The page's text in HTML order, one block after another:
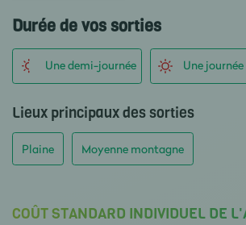
Durée de vos sorties
Une demi-journée Une journée
Lieux principaux des sorties
Plaine Moyenne montagne
COÛT STANDARD INDIVIDUEL DE